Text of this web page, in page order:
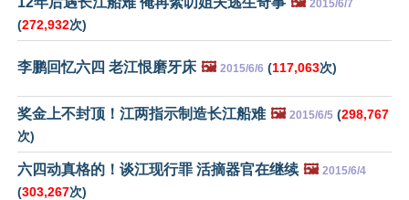
2015/6/7
(272,932次)
李鹏回忆六四 老江恨磨牙床 🖼️ 2015/6/6 (117,063次)
奖金上不封顶！江两指示制造长江船难 🖼️ 2015/6/5 (298,767
次)
六四动真格的！谈江现行罪 活摘器官在继续 🖼️ 2015/6/4
(303,267次)